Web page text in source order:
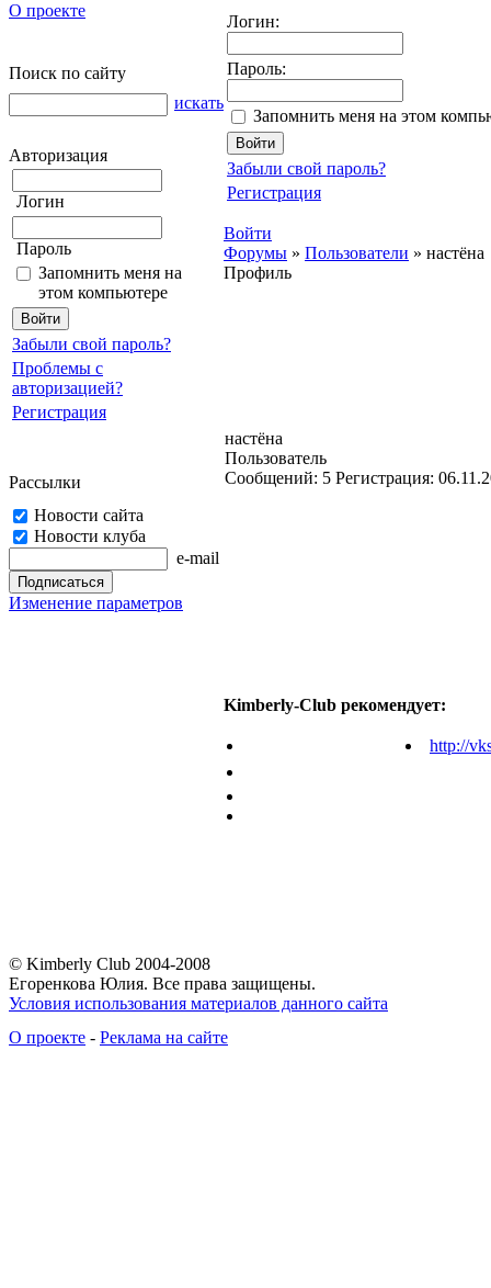
О проекте
Поиск по сайту
искать
Авторизация
Логин
Пароль
Запомнить меня на
этом компьютере
Забыли свой пароль?
Проблемы с
авторизацией?
Регистрация
Рассылки
Новости сайта
Новости клуба
e-mail
Изменение параметров
Логин:
Пароль:
Запомнить меня на этом
Забыли свой пароль?
Регистрация
Войти
Форумы » Пользователи » настёна
Профиль
настёна
Пользователь
Cообщений: 5 Регистрация:
Kimberly-Club рекомендует:
http://
© Kimberly Club 2004-2008
Егоренкова Юлия. Все права защищены.
Условия использования материалов данного сайта
О проекте - Реклама на сайте